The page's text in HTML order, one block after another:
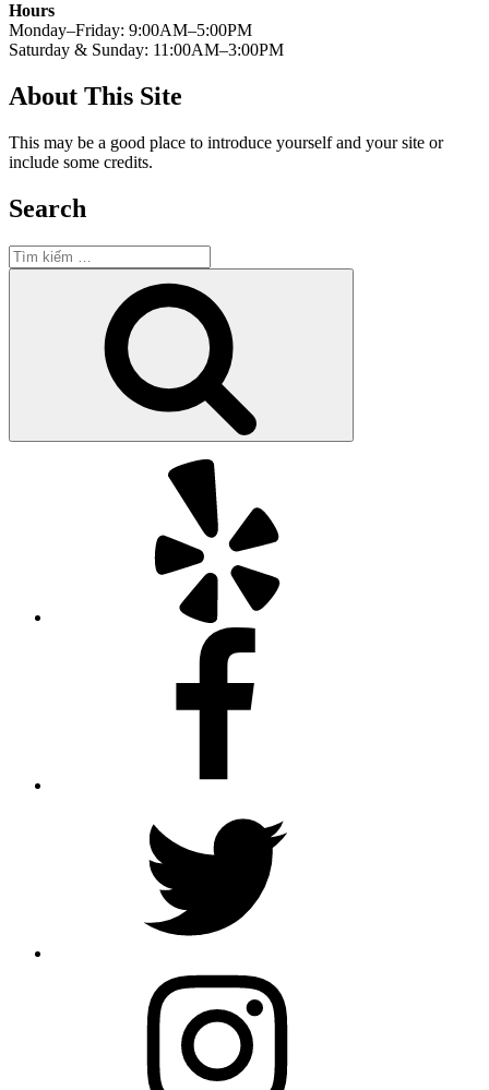
Hours
Monday–Friday: 9:00AM–5:00PM
Saturday & Sunday: 11:00AM–3:00PM
About This Site
This may be a good place to introduce yourself and your site or
include some credits.
Search
Tìm
kiếm: